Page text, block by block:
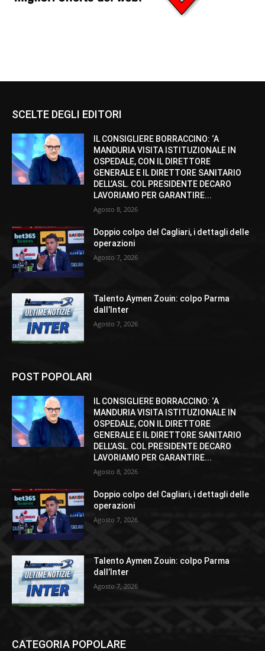
SCELTE DEGLI EDITORI
IL CONSIGLIERE BORRACCINO: ‘A
MANDURIA VISITA ISTITUZIONALE IN
OSPEDALE, CON IL DIRETTORE
GENERALE E IL DIRETTORE SANITARIO
DELL’ASL. COL PRESIDENTE DECARO
LAVORIAMO PER GARANTIRE...
Agosto 8, 2026
Doppio colpo del Cagliari, i dettagli delle
operazioni
Agosto 7, 2026
Talento Aymen Zouin: colpo Parma
dall’Inter
Agosto 7, 2026
POST POPOLARI
IL CONSIGLIERE BORRACCINO: ‘A
MANDURIA VISITA ISTITUZIONALE IN
OSPEDALE, CON IL DIRETTORE
GENERALE E IL DIRETTORE SANITARIO
DELL’ASL. COL PRESIDENTE DECARO
LAVORIAMO PER GARANTIRE...
Agosto 8, 2026
Doppio colpo del Cagliari, i dettagli delle
operazioni
Agosto 7, 2026
Talento Aymen Zouin: colpo Parma
dall’Inter
Agosto 7, 2026
CATEGORIA POPOLARE